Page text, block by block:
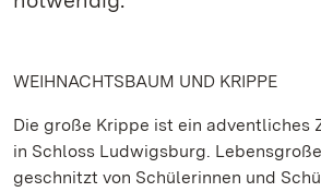
WEIHNACHTSBAUM UND KRIPPE
Die große Krippe ist ein adventliches
in Schloss Ludwigsburg.
geschnitzt von Schülerinnen und